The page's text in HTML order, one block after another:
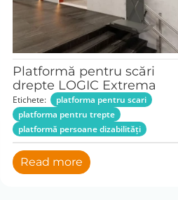
Platformă pentru scări
drepte LOGIC Extrema
Etichete:
platforma pentru scari
platforma pentru trepte
platformă persoane dizabilități
Read more